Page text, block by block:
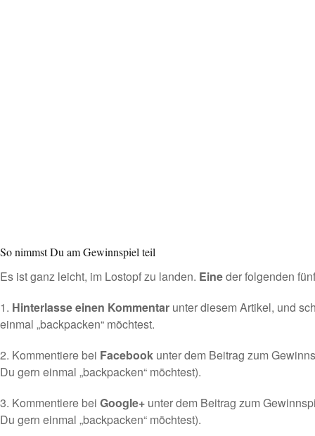
So nimmst Du am Gewinnspiel teil
Es ist ganz leicht, im Lostopf zu landen. Eineder folgenden
1. Hinterlasse einen Kommentar unter diesem Artikel, und
einmal „backpacken“ möchtest.
2. Kommentiere bei Facebook unter dem Beitrag zum
Du gern einmal „backpacken“ möchtest).
3. Kommentiere bei Google+ unter dem Beitrag zum
Du gern einmal „backpacken“ möchtest).